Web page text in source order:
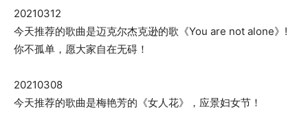
20210312
今天推荐的歌曲是迈克尔杰克逊的歌《You are not alone》!
你不孤单，愿大家自在无碍！
20210308
今天推荐的歌曲是梅艳芳的《女人花》，应景妇女节！